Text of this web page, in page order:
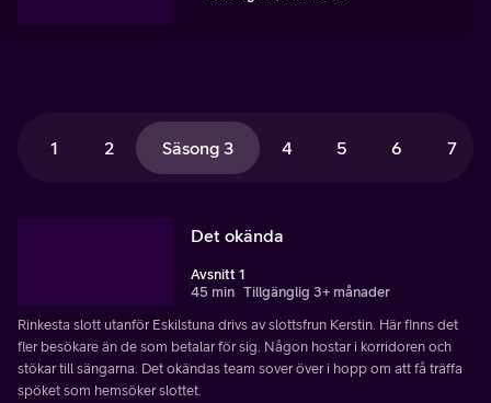
1 2 Säsong 3 4 5 6 7
Det okända
Avsnitt 1
45 min Tillgänglig 3+ månader
Rinkesta slott utanför Eskilstuna drivs av slottsfrun Kerstin. Här finns det
fler besökare än de som betalar för sig. Någon hostar i korridoren och
stökar till sängarna. Det okändas team sover över i hopp om att få träffa
spöket som hemsöker slottet.